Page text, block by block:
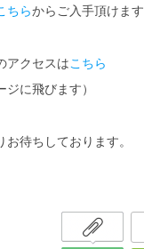
ちらからご入手頂けます
アクセスはこちら
ジに飛びます）
待ちしております。